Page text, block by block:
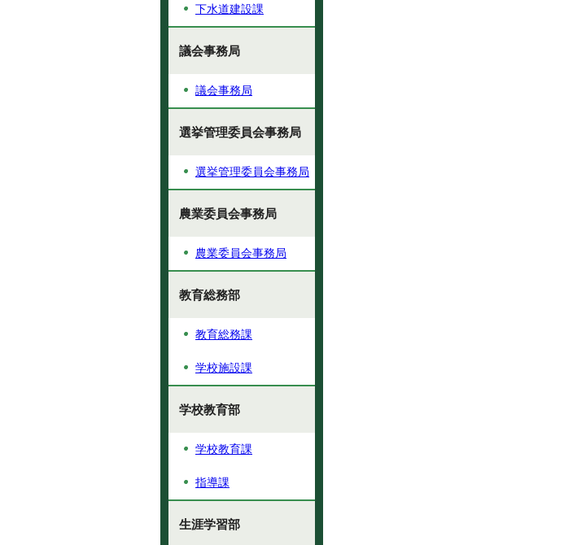
下水道建設課
議会事務局
議会事務局
選挙管理委員会事務局
選挙管理委員会事務局
農業委員会事務局
農業委員会事務局
教育総務部
教育総務課
学校施設課
学校教育部
学校教育課
指導課
生涯学習部